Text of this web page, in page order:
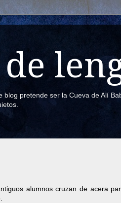
pretende ser la Cueva de Alí
alumnos cruzan de acera